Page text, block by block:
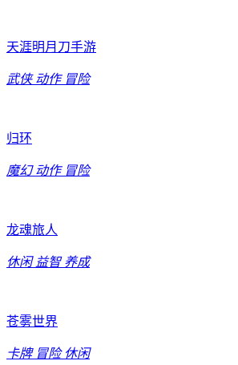
天涯明月刀手游
武侠 动作 冒险
归环
魔幻 动作 冒险
龙魂旅人
休闲 益智 养成
苍雾世界
卡牌 冒险 休闲